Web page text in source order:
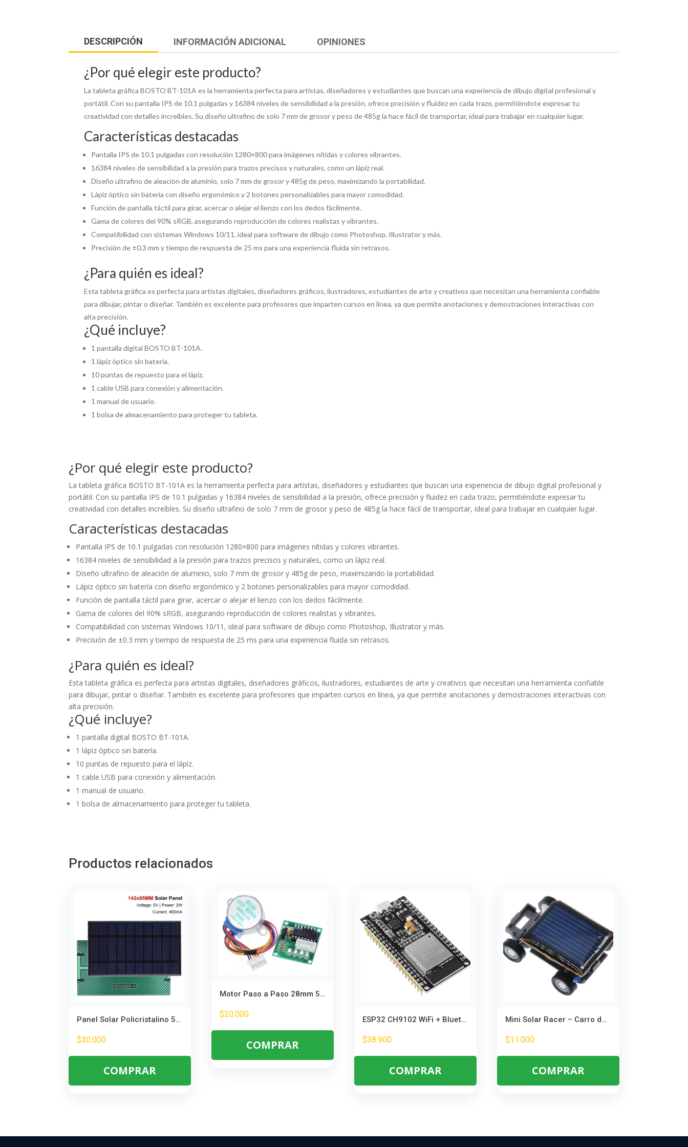
DESCRIPCIÓN INFORMACIÓN ADICIONAL OPINIONES
¿Por qué elegir este producto?
La tableta gráfica BOSTO BT-101A es la herramienta perfecta para artistas, diseñadores y estudiantes que buscan una experiencia de dibujo digital profesional y
portátil. Con su pantalla IPS de 10.1 pulgadas y 16384 niveles de sensibilidad a la presión, ofrece precisión y fluidez en cada trazo, permitiéndote expresar tu
creatividad con detalles increíbles. Su diseño ultrafino de solo 7 mm de grosor y peso de 485g la hace fácil de transportar, ideal para trabajar en cualquier lugar.
Características destacadas
Pantalla IPS de 10.1 pulgadas con resolución 1280×800 para imágenes nítidas y colores vibrantes.
16384 niveles de sensibilidad a la presión para trazos precisos y naturales, como un lápiz real.
Diseño ultrafino de aleación de aluminio, solo 7 mm de grosor y 485g de peso, maximizando la portabilidad.
Lápiz óptico sin batería con diseño ergonómico y 2 botones personalizables para mayor comodidad.
Función de pantalla táctil para girar, acercar o alejar el lienzo con los dedos fácilmente.
Gama de colores del 90% sRGB, asegurando reproducción de colores realistas y vibrantes.
Compatibilidad con sistemas Windows 10/11, ideal para software de dibujo como Photoshop, Illustrator y más.
Precisión de ±0.3 mm y tiempo de respuesta de 25 ms para una experiencia fluida sin retrasos.
¿Para quién es ideal?
Esta tableta gráfica es perfecta para artistas digitales, diseñadores gráficos, ilustradores, estudiantes de arte y creativos que necesitan una herramienta confiable
para dibujar, pintar o diseñar. También es excelente para profesores que imparten cursos en línea, ya que permite anotaciones y demostraciones interactivas con
alta precisión.
¿Qué incluye?
1 pantalla digital BOSTO BT-101A.
1 lápiz óptico sin batería.
10 puntas de repuesto para el lápiz.
1 cable USB para conexión y alimentación.
1 manual de usuario.
1 bolsa de almacenamiento para proteger tu tableta.
¿Por qué elegir este producto?
La tableta gráfica BOSTO BT-101A es la herramienta perfecta para artistas, diseñadores y estudiantes que buscan una experiencia de dibujo digital profesional y
portátil. Con su pantalla IPS de 10.1 pulgadas y 16384 niveles de sensibilidad a la presión, ofrece precisión y fluidez en cada trazo, permitiéndote expresar tu
creatividad con detalles increíbles. Su diseño ultrafino de solo 7 mm de grosor y peso de 485g la hace fácil de transportar, ideal para trabajar en cualquier lugar.
Características destacadas
Pantalla IPS de 10.1 pulgadas con resolución 1280×800 para imágenes nítidas y colores vibrantes.
16384 niveles de sensibilidad a la presión para trazos precisos y naturales, como un lápiz real.
Diseño ultrafino de aleación de aluminio, solo 7 mm de grosor y 485g de peso, maximizando la portabilidad.
Lápiz óptico sin batería con diseño ergonómico y 2 botones personalizables para mayor comodidad.
Función de pantalla táctil para girar, acercar o alejar el lienzo con los dedos fácilmente.
Gama de colores del 90% sRGB, asegurando reproducción de colores realistas y vibrantes.
Compatibilidad con sistemas Windows 10/11, ideal para software de dibujo como Photoshop, Illustrator y más.
Precisión de ±0.3 mm y tiempo de respuesta de 25 ms para una experiencia fluida sin retrasos.
¿Para quién es ideal?
Esta tableta gráfica es perfecta para artistas digitales, diseñadores gráficos, ilustradores, estudiantes de arte y creativos que necesitan una herramienta confiable
para dibujar, pintar o diseñar. También es excelente para profesores que imparten cursos en línea, ya que permite anotaciones y demostraciones interactivas con
alta precisión.
¿Qué incluye?
1 pantalla digital BOSTO BT-101A.
1 lápiz óptico sin batería.
10 puntas de repuesto para el lápiz.
1 cable USB para conexión y alimentación.
1 manual de usuario.
1 bolsa de almacenamiento para proteger tu tableta.
Productos relacionados
Panel Solar Policristalino 5V 2W – Ideal para Carga Portátil y Proyectos
$30.000
COMPRAR
Motor Paso a Paso 28mm 5V con Placa ULN2003 – Control de Movimiento Robótico
$20.000
COMPRAR
ESP32 CH9102 WiFi + Bluetooth – Ideal para IoT y Proyectos Electrónicos
$38.900
COMPRAR
Mini Solar Racer – Carro de Juguete Solar Más Pequeño del Mundo
$11.000
COMPRAR